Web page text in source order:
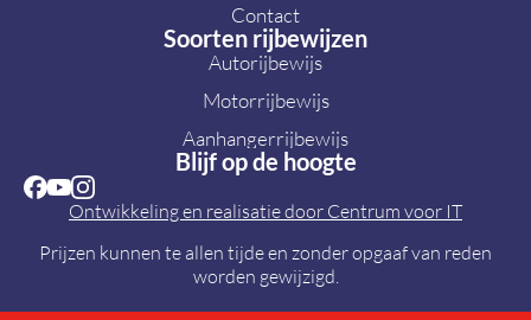
Contact
Soorten rijbewijzen
Autorijbewijs
Motorrijbewijs
Aanhangerrijbewijs
Blijf op de hoogte
Ontwikkeling en realisatie door Centrum voor IT
Prijzen kunnen te allen tijde en zonder opgaaf van reden
worden gewijzigd.